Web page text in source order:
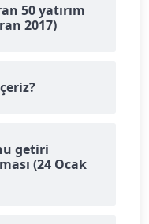
50 yatırım
2017)
getiri
(24 Ocak